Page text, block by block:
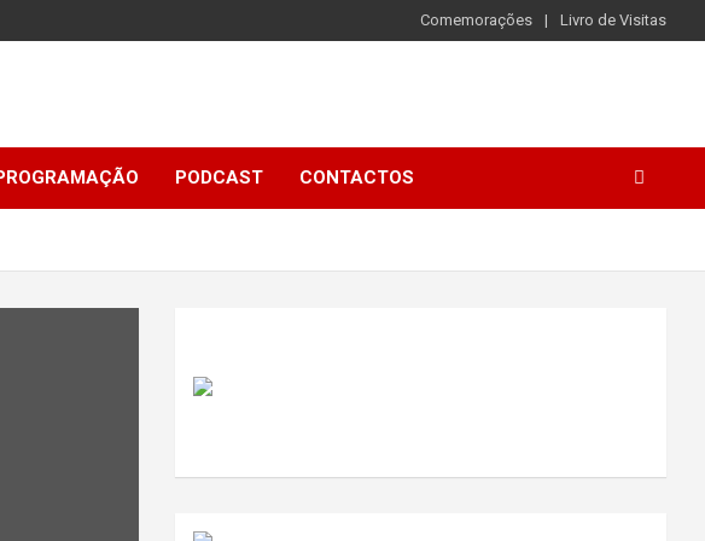
Comemorações Livro de Visitas
PODCAST CONTACTOS